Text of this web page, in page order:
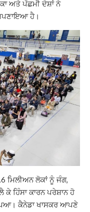
ਅਤੇ ਪੱਛਮੀ ਦੇਸ਼ਾਂ ਨੇ
ਹੈ।
ਮਿਲੀਅਨ ਲੋਕਾਂ ਨੂੰ ਜੰਗ,
ਹਿੰਸਾ ਕਾਰਨ ਪਰੇਸ਼ਾਨ ਹੋ
ਕੈਨੇਡਾ ਖਾਸਕਰ ਆਪਣੇ